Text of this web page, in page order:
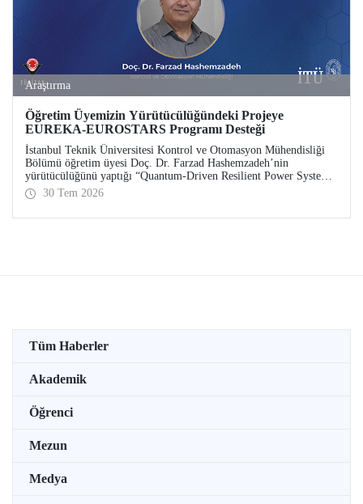
Araştırma
Öğretim Üyemizin Yürütücülüğündeki Projeye
EUREKA-EUROSTARS Programı Desteği
İstanbul Teknik Üniversitesi Kontrol ve Otomasyon Mühendisliği
Bölümü öğretim üyesi Doç. Dr. Farzad Hashemzadeh’nin
yürütücülüğünü yaptığı “Quantum-Driven Resilient Power Systems:
Revolutionizing Energy Security for the Future” başlıklı projesi,
EUREKA-EUROSTARS Programı kapsamında desteklenmeye hak
kazandı.
30 Tem 2026
Tüm Haberler
Akademik
Öğrenci
Mezun
Medya